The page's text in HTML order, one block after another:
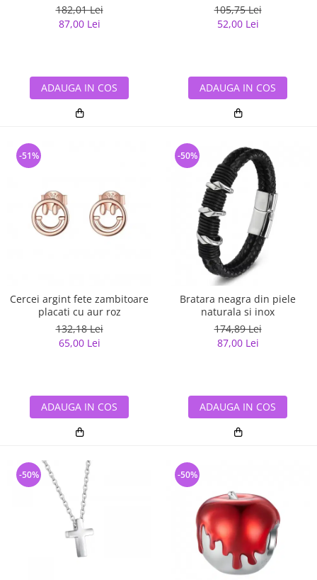
182,01 Lei
87,00 Lei
ADAUGA IN COS
105,75 Lei
52,00 Lei
ADAUGA IN COS
Cercei argint fete zambitoare
placati cu aur roz
132,18 Lei
65,00 Lei
-51%
ADAUGA IN COS
Bratara neagra din piele
naturala si inox
174,89 Lei
87,00 Lei
-50%
ADAUGA IN COS
-50% -50%